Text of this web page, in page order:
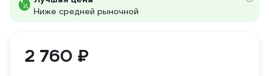
Ниже средней рыночной
2 760 ₽